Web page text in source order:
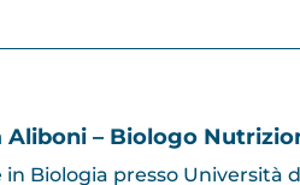
Aliboni – Biologo
Biologia presso Università